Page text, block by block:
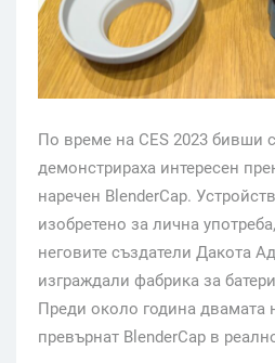
По време на CES 2023 бивши
демонстрираха интересен
наречен BlenderCap.
изобретено за лична
неговите създатели Дакота
изграждали фабрика за
Преди около година двамата
превърнат BlenderCap в